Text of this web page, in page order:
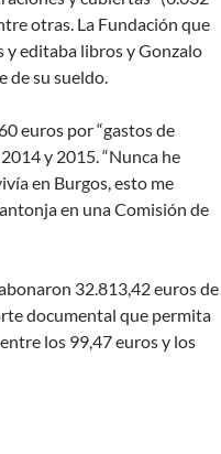
otras. La Fundación que
y editaba libros y Gonzalo
de su sueldo.
euros por “gastos de
y 2015. “Nunca he
en Burgos, esto me
en una Comisión de
32.813,42 euros de
documental que permita
los 99,47 euros y los